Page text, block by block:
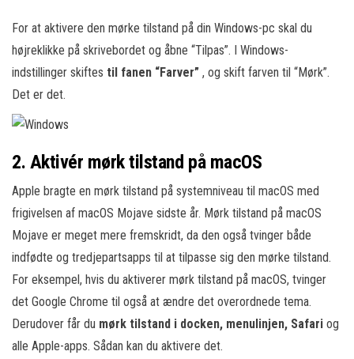
For at aktivere den mørke tilstand på din Windows-pc skal du
højreklikke på skrivebordet og åbne “Tilpas”. I Windows-
indstillinger skiftes til fanen “Farver” , og skift farven til “Mørk”.
Det er det.
2. Aktivér mørk tilstand på macOS
Apple bragte en mørk tilstand på systemniveau til macOS med
frigivelsen af macOS Mojave sidste år. Mørk tilstand på macOS
Mojave er meget mere fremskridt, da den også tvinger både
indfødte og tredjepartsapps til at tilpasse sig den mørke tilstand.
For eksempel, hvis du aktiverer mørk tilstand på macOS, tvinger
det Google Chrome til også at ændre det overordnede tema.
Derudover får du mørk tilstand i docken, menulinjen, Safari og
alle Apple-apps. Sådan kan du aktivere det.